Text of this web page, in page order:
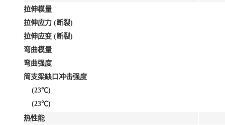
拉伸模量
拉伸应力 (断裂)
拉伸应变 (断裂)
弯曲模量
弯曲强度
简支梁缺口冲击强度
(23℃)
(23℃)
热性能